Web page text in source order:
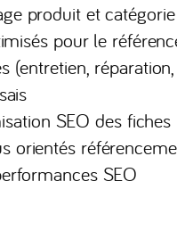
produit et catégorie
pour le
SEO des
orientés
SEO